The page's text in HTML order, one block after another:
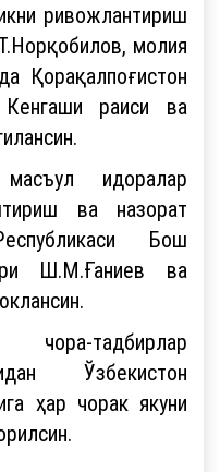
ривожлантириш
молия
Қорақалпоғистон
Кенгаши раиси ва
идоралар
ва назорат
Бош
Ш.М.Ғаниев ва
чора-тадбирлар
Ўзбекистон
ҳар чорак якуни